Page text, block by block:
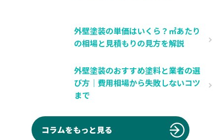
外壁塗装の単価はいくら？㎡あたり
の相場と見積もりの見方を解説
外壁塗装のおすすめ塗料と業者の選
び方｜費用相場から失敗しないコツ
まで
コラムをもっと見る